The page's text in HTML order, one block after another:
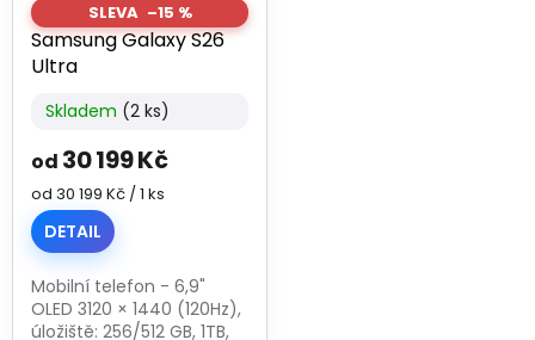
–15 %
Samsung Galaxy S26
Ultra
Průměrné
produktu
3,0
z
5
Skladem (2 ks)
od 30 199 Kč
Měrná
cena:
od 30 199 Kč / 1 ks
DETAIL
Mobilní telefon - 6,9"
OLED 3120 × 1440 (120Hz),
úložiště: 256/512 GB, 1TB,